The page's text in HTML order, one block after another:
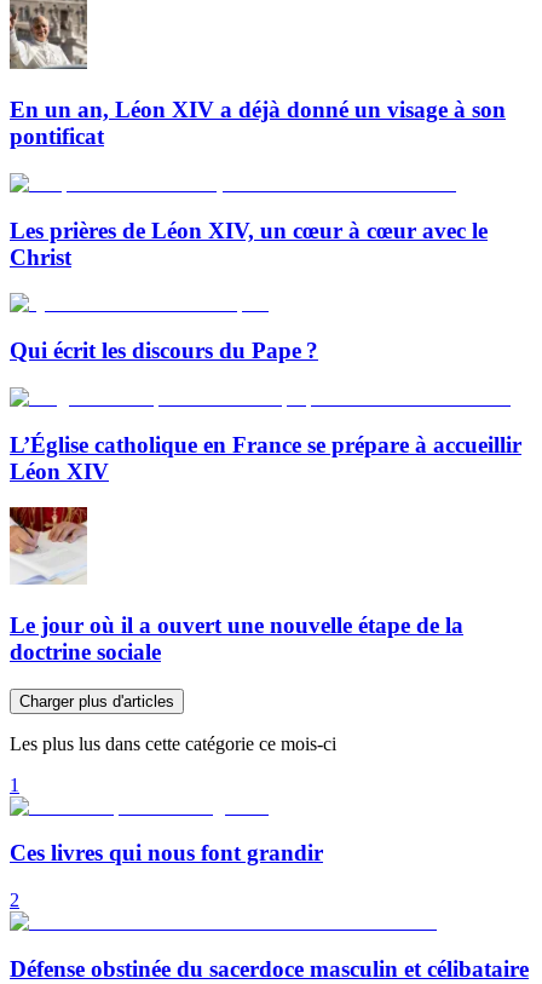
En un an, Léon XIV a déjà donné un visage à son
pontificat
Les prières de Léon XIV, un cœur à cœur avec le
Christ
Qui écrit les discours du Pape ?
L’Église catholique en France se prépare à accueillir
Léon XIV
Le jour où il a ouvert une nouvelle étape de la
doctrine sociale
Charger plus d'articles
Les plus lus dans cette catégorie ce mois-ci
1
Ces livres qui nous font grandir
2
Défense obstinée du sacerdoce masculin et célibataire